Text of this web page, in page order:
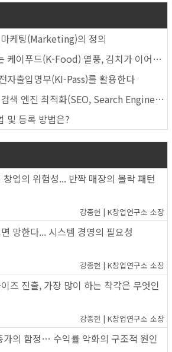
케팅(Marketing)의 정의
이푸드(K-Food) 열풍, 김치가 이어간다
자출입명부(KI-Pass)를 활용한다
진 최적화(SEO, Search Engine Optimization)란
및 등록 방법은?
업의 위험성... 반짝 매장의 몰락 패턴
강종헌 | K창업연구소 소장
망한다... 시스템 경영의 필요성
강종헌 | K창업연구소 소장
즈 진출, 가장 많이 하는 착각은 무엇인
강종헌 | K창업연구소 소장
가의 함정… 수익률 악화의 구조적 원인